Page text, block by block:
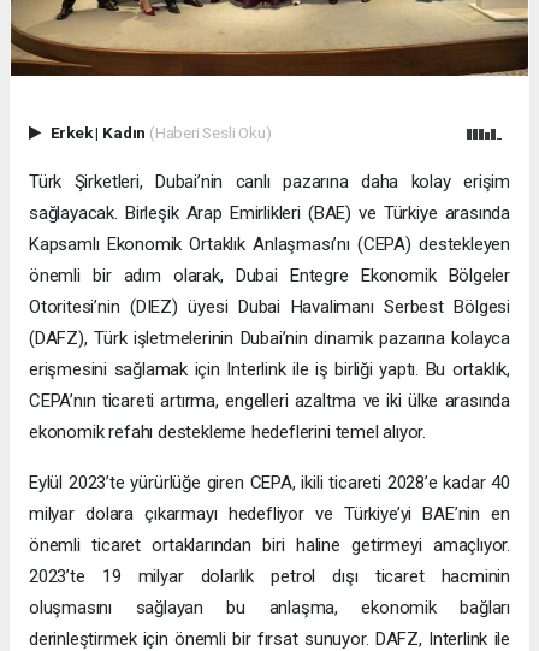
Erkek| Kadın (Haberi Sesli Oku)
Türk Şirketleri, Dubai’nin canlı pazarına daha kolay erişim
sağlayacak. Birleşik Arap Emirlikleri (BAE) ve Türkiye arasında
Kapsamlı Ekonomik Ortaklık Anlaşması’nı (CEPA) destekleyen
önemli bir adım olarak, Dubai Entegre Ekonomik Bölgeler
Otoritesi’nin (DIEZ) üyesi Dubai Havalimanı Serbest Bölgesi
(DAFZ), Türk işletmelerinin Dubai’nin dinamik pazarına kolayca
erişmesini sağlamak için Interlink ile iş birliği yaptı. Bu ortaklık,
CEPA’nın ticareti artırma, engelleri azaltma ve iki ülke arasında
ekonomik refahı destekleme hedeflerini temel alıyor.
Eylül 2023’te yürürlüğe giren CEPA, ikili ticareti 2028’e kadar 40
milyar dolara çıkarmayı hedefliyor ve Türkiye’yi BAE’nin en
önemli ticaret ortaklarından biri haline getirmeyi amaçlıyor.
2023’te 19 milyar dolarlık petrol dışı ticaret hacminin
oluşmasını sağlayan bu anlaşma, ekonomik bağları
derinleştirmek için önemli bir fırsat sunuyor. DAFZ, Interlink ile